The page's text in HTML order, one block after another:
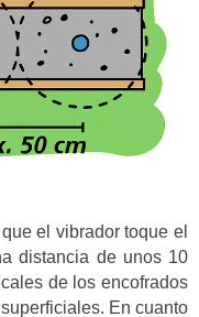
el vibrador toque el
distancia de unos 10
de los encofrados
En cuanto